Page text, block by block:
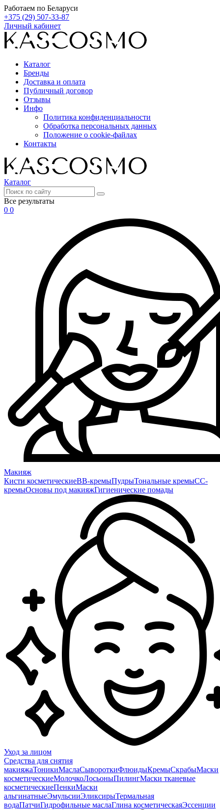
Работаем по Беларуси
+375 (29) 507-33-87
Личный кабинет
Каталог
Бренды
Доставка и оплата
Публичный договор
Отзывы
Инфо
Политика конфиденциальности
Обработка персональных данных
Положение о cookie-файлах
Контакты
Каталог
Все результаты
0 0
Макияж
Кисти косметическиеBB-кремыПудрыТональные кремыCC-
кремыОсновы под макияжГигиенические помады
Уход за лицом
Средства для снятия
макияжаТоникиМаслаСывороткиФлюидыКремыСкрабыМаски
косметическиеМолочкоЛосьоныПилингМаски тканевые
косметическиеПенкиМаски
альгинатныеЭмульсииЭликсирыТермальная
водаПатчиГидрофильные маслаГлина косметическаяЭссенции